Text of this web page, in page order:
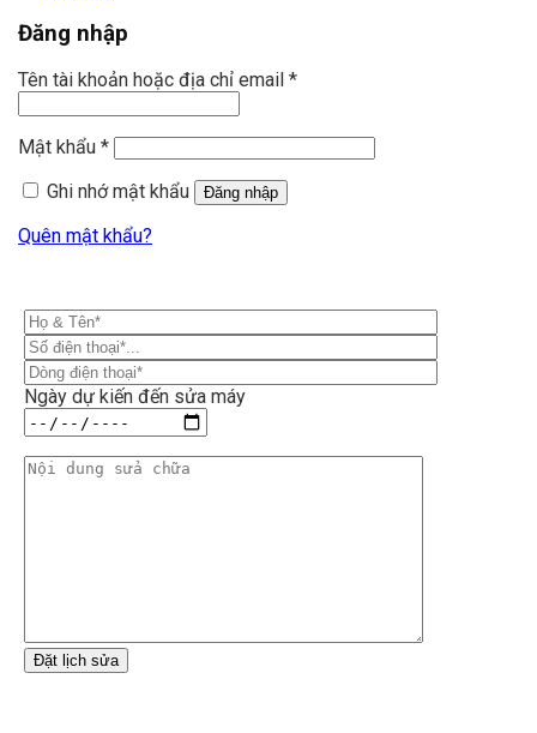
Đăng nhập
Tên tài khoản hoặc địa chỉ email *
Mật khẩu *
Ghi nhớ mật khẩu
Đăng nhập
Quên mật khẩu?
Ngày dự kiến đến sửa máy